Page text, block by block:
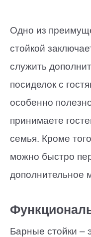
Одно из
стойкой
служить
посиделок с
особенно
принимаете
семья. Кроме
можно быстро
дополнительное
Барные стойки –